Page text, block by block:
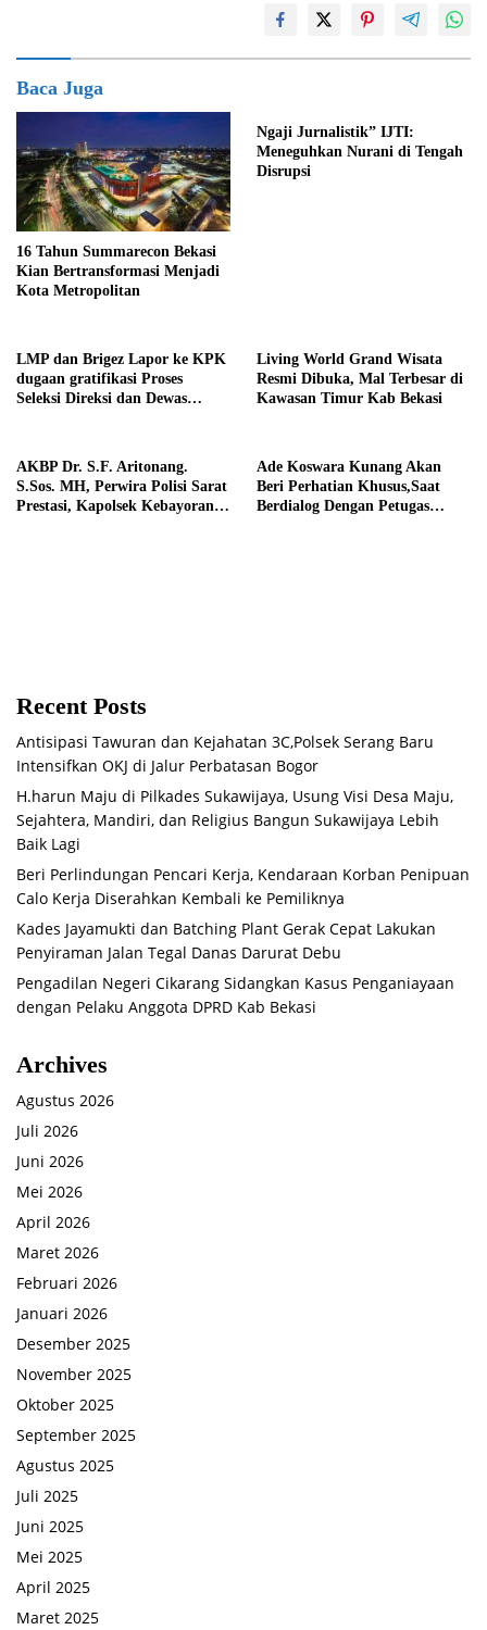
Baca Juga
16 Tahun Summarecon Bekasi
Kian Bertransformasi Menjadi
Kota Metropolitan
Ngaji Jurnalistik” IJTI:
Meneguhkan Nurani di Tengah
Disrupsi
LMP dan Brigez Lapor ke KPK
dugaan gratifikasi Proses
Seleksi Direksi dan Dewas
Living World Grand Wisata
Resmi Dibuka, Mal Terbesar di
Kawasan Timur Kab Bekasi
AKBP Dr. S.F. Aritonang.
S.Sos. MH, Perwira Polisi Sarat
Prestasi, Kapolsek Kebayoran
Ade Koswara Kunang Akan
Beri Perhatian Khusus,Saat
Berdialog Dengan Petugas
Recent Posts
Antisipasi Tawuran dan Kejahatan 3C,Polsek Serang Baru
Intensifkan OKJ di Jalur Perbatasan Bogor
H.harun Maju di Pilkades Sukawijaya, Usung Visi Desa Maju,
Sejahtera, Mandiri, dan Religius Bangun Sukawijaya Lebih
Baik Lagi
Beri Perlindungan Pencari Kerja, Kendaraan Korban Penipuan
Calo Kerja Diserahkan Kembali ke Pemiliknya
Kades Jayamukti dan Batching Plant Gerak Cepat Lakukan
Penyiraman Jalan Tegal Danas Darurat Debu
Pengadilan Negeri Cikarang Sidangkan Kasus Penganiayaan
dengan Pelaku Anggota DPRD Kab Bekasi
Archives
Agustus 2026
Juli 2026
Juni 2026
Mei 2026
April 2026
Maret 2026
Februari 2026
Januari 2026
Desember 2025
November 2025
Oktober 2025
September 2025
Agustus 2025
Juli 2025
Juni 2025
Mei 2025
April 2025
Maret 2025